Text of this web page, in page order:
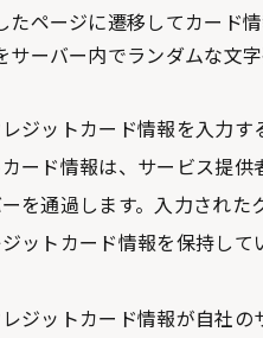
たページに遷移してカード
サーバー内でランダムな文
ジットカード情報を入力
ード情報は、サービス提
を通過します。入力され
ットカード情報を保持して
ジットカード情報が自社